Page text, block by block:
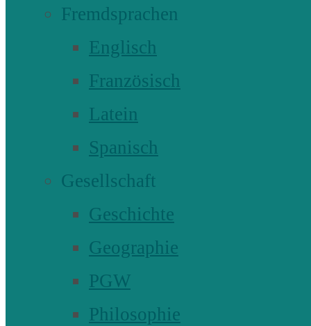
Fremdsprachen
Englisch
Französisch
Latein
Spanisch
Gesellschaft
Geschichte
Geographie
PGW
Philosophie